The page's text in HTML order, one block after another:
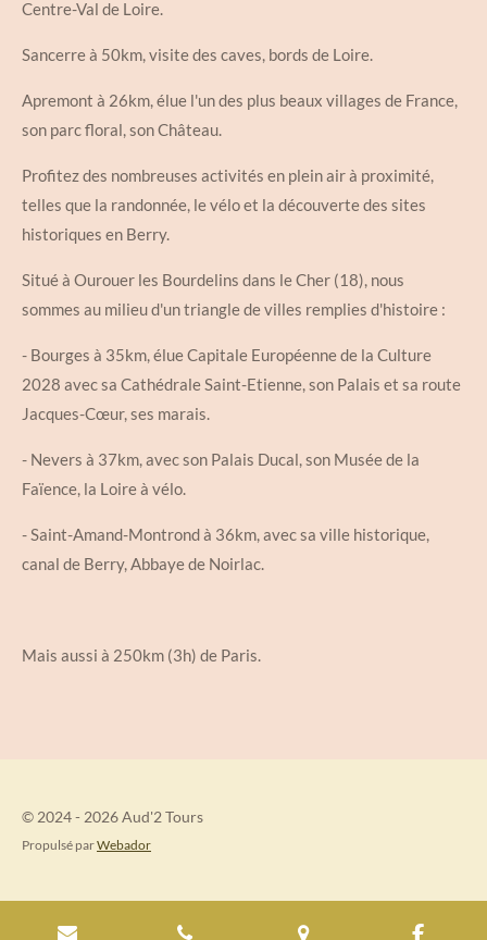
Centre-Val de Loire.
Sancerre à 50km, visite des caves, bords de Loire.
Apremont à 26km, élue l'un des plus beaux villages de France,
son parc floral, son Château.
Profitez des nombreuses activités en plein air à proximité,
telles que la randonnée, le vélo et la découverte des sites
historiques en Berry.
Situé à Ourouer les Bourdelins dans le Cher (18), nous
sommes au milieu d'un triangle de villes remplies d'histoire :
- Bourges à 35km, élue Capitale Européenne de la Culture
2028 avec sa Cathédrale Saint-Etienne, son Palais et sa route
Jacques-Cœur, ses marais.
- Nevers à 37km, avec son Palais Ducal, son Musée de la
Faïence, la Loire à vélo.
-Saint-Amand-Montrondà 36km, avec sa ville historique,
canal de Berry, Abbaye de Noirlac.
Mais aussi à 250km (3h) de Paris.
© 2024 - 2026 Aud'2 Tours
Propulsé parWebador